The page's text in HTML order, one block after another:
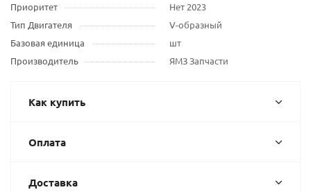
Приоритет
Нет 2023
Тип Двигателя
V-образный
Базовая единица
шт
Производитель
ЯМЗ Запчасти
Как купить
Оплата
Доставка